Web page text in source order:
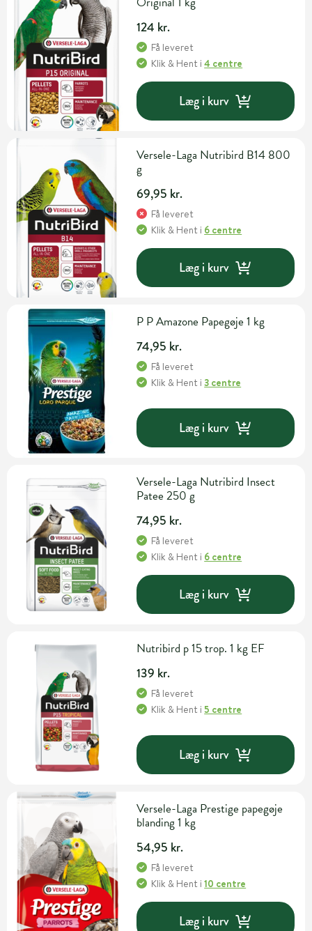
124 kr.
Få leveret
Klik & Hent i4 centre
Læg i kurv
Versele-Laga Nutribird B14 800
g
69,95 kr.
Få leveret
Klik & Hent i 6 centre
Læg i kurv
P P Amazone Papegøje 1 kg
74,95 kr.
Få leveret
Klik & Hent i3 centre
Læg i kurv
Versele-Laga Nutribird Insect
Patee 250 g
74,95 kr.
Få leveret
Klik & Hent i 6 centre
Læg i kurv
Nutribird p 15 trop. 1 kg EF
139 kr.
Få leveret
Klik & Hent i5 centre
Læg i kurv
Versele-Laga Prestige papegøje
blanding 1 kg
54,95 kr.
Få leveret
Klik & Hent i10 centre
Læg i kurv